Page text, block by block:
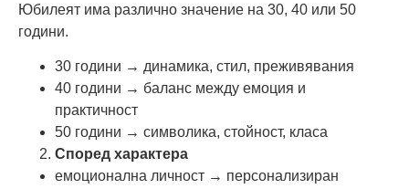
Юбилеят има различно значение на 30, 40 или 50
години.
30 години → динамика, стил, преживявания
40 години → баланс между емоция и
практичност
50 години → символика, стойност, класа
Според характера
емоционална личност → персонализиран